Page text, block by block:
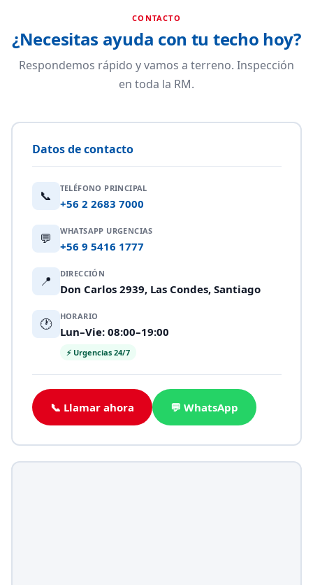
CONTACTO
¿Necesitas ayuda con tu techo hoy?
Respondemos rápido y vamos a terreno. Inspección
en toda la RM.
Datos de contacto
📞 TELÉFONO PRINCIPAL
+56 2 2683 7000
💬 WHATSAPP URGENCIAS
+56 9 5416 1777
📍 DIRECCIÓN
Don Carlos 2939, Las Condes, Santiago
🕐 HORARIO
Lun–Vie: 08:00–19:00
⚡ Urgencias 24/7
📞 Llamar ahora 💬 WhatsApp